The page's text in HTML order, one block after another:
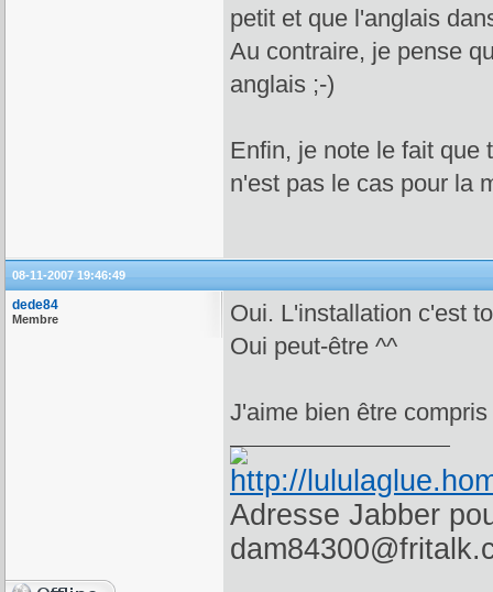
petit et que l'anglais
Au contraire, je pense
anglais ;-)
Enfin, je note le fait que
n'est pas le cas pour la
08-11-2007 19:46:49
dede84
Membre
Oui. L'installation c'est
Oui peut-être ^^
J'aime bien être
Adresse Jabber